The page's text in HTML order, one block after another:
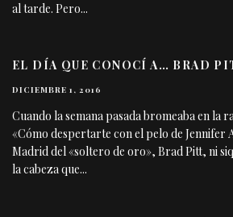
al tarde. Pero...
EL DÍA QUE CONOCÍ A… BRAD
DICIEMBRE 1, 2016
Cuando la semana pasada bromeaba en la
«Cómo despertarte con el pelo de Jennifer
Madrid del «soltero de oro», Brad Pitt, ni
la cabeza que...